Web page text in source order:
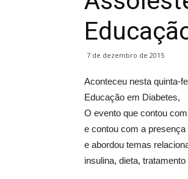
7 de dezembro de 2015
Aconteceu nesta quinta-
Educação em Diabetes,
O evento que contou
e contou com a
e abordou temas
insulina, dieta,